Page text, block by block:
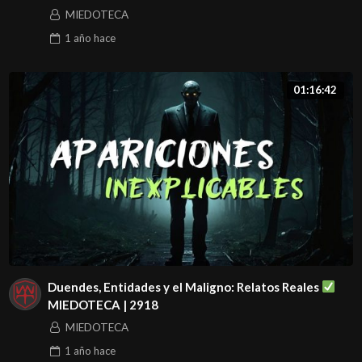
de terror en méxico, relatos de terror en méxico, historias
paranormales en méxico, relatos de miedo en méxico,
méxico, historias de terror mexicanas, mitos y leyendas
de méxico, relatos de terror reales en méxico, historias de
miedo reales en méxico, sucesos paranormales en méxico,
terror en méxico, apariciones en méxico, fantasmas en
méxico, demonios en méxico, brujas en méxico, nahuales
en méxico, la llorona, el charro negro, el jinete sin cabeza,
el hombre del sombrero, la pascualita, la casa de la tía
toña, el callejón del beso, el panteón de belén, la isla de
las muñecas, lugares embrujados en méxico, historias de
terror en carreteras de méxico, relatos de miedo en
carreteras, apariciones en carreteras de méxico,
carreteras malditas, caminos embrujados, la rumorosa,
MIEDOTECA
1 año hace
01:16:42
Duendes, Entidades y el Maligno: Relatos Reales
MIEDOTECA | 2918
MIEDOTECA
1 año hace